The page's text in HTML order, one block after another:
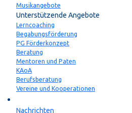
Musikangebote
Unterstützende Angebote
Lerncoaching
Begabungsförderung
PG Förderkonzept
Beratung
Mentoren und Paten
KAoA
Berufsberatung
Vereine und Kooperationen
Nachrichten